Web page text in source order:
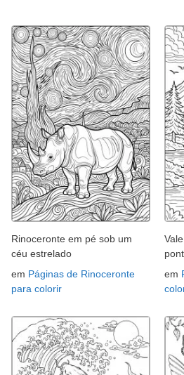
Rinoceronte em pé sob um
céu estrelado
em Páginas de Rinoceronte
para colorir
em